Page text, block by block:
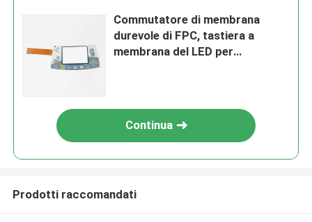
Commutatore di membrana
durevole di FPC, tastiera a
membrana del LED per
Continua
Prodotti raccomandati